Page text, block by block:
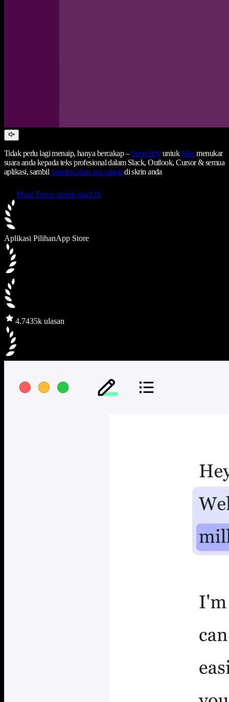
Tidak perlu lagi menaip, hanya bercakap –SpeechifyuntukMacmenukar
suara anda kepada teks profesional dalam Slack, Outlook, Cursor & semua
aplikasi, sambilmembacakan apa sahaja di skrin anda
Muat Turun untuk macOS
Aplikasi PilihanApp Store
4.7435k ulasan